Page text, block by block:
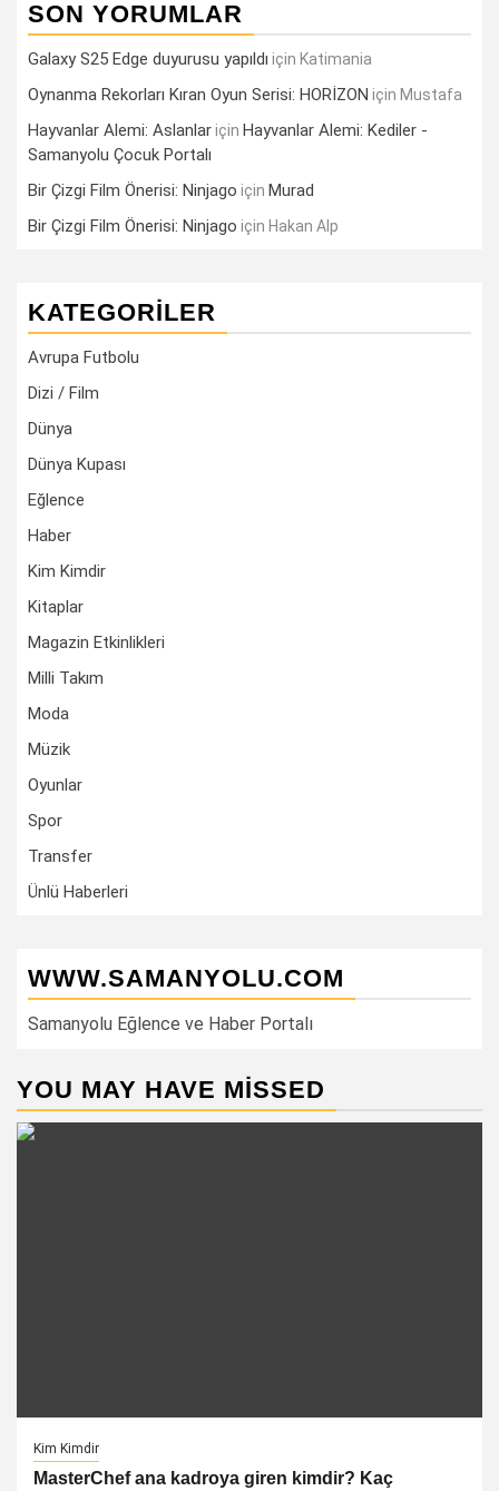
SON YORUMLAR
Galaxy S25 Edge duyurusu yapıldı için Katimania
Oynanma Rekorları Kıran Oyun Serisi: HORİZON için Mustafa
Hayvanlar Alemi: Aslanlariçin Hayvanlar Alemi: Kediler -
Samanyolu Çocuk Portalı
Bir Çizgi Film Önerisi: Ninjago için Murad
Bir Çizgi Film Önerisi: Ninjago için Hakan Alp
KATEGORILER
Avrupa Futbolu
Dizi / Film
Dünya
Dünya Kupası
Eğlence
Haber
Kim Kimdir
Kitaplar
Magazin Etkinlikleri
Milli Takım
Moda
Müzik
Oyunlar
Spor
Transfer
Ünlü Haberleri
WWW.SAMANYOLU.COM
Samanyolu Eğlence ve Haber Portalı
YOU MAY HAVE MISSED
Kim Kimdir
MasterChef ana kadroya giren kimdir? Kaç